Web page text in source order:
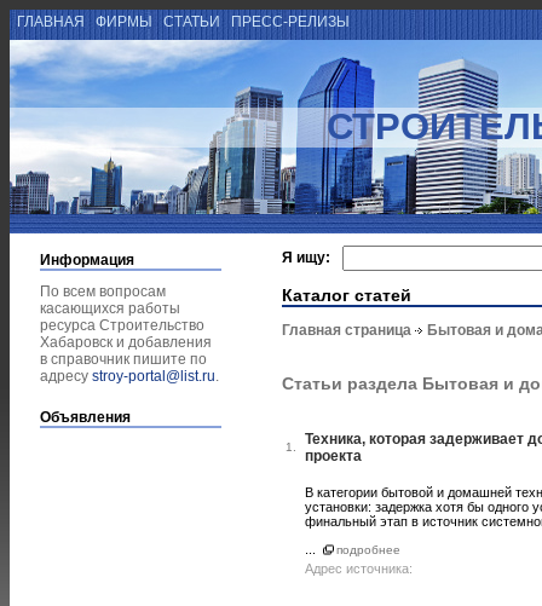
ГЛАВНАЯ ФИРМЫ СТАТЬИ ПРЕСС-РЕЛИЗЫ
Информация
По всем вопросам
касающихся работы
ресурса Строительство
Хабаровск и добавления
в справочник пишите по
адресу stroy-portal@list.ru.
Объявления
Я ищу:
Каталог статей
Главная страница Бытовая и
Статьи раздела Бытовая и
1.
Техника, которая задерживает
проекта
В категории бытовой и домашней
установки: задержка хотя бы одного
финальный этап в источник
подробнее
Адрес источника: